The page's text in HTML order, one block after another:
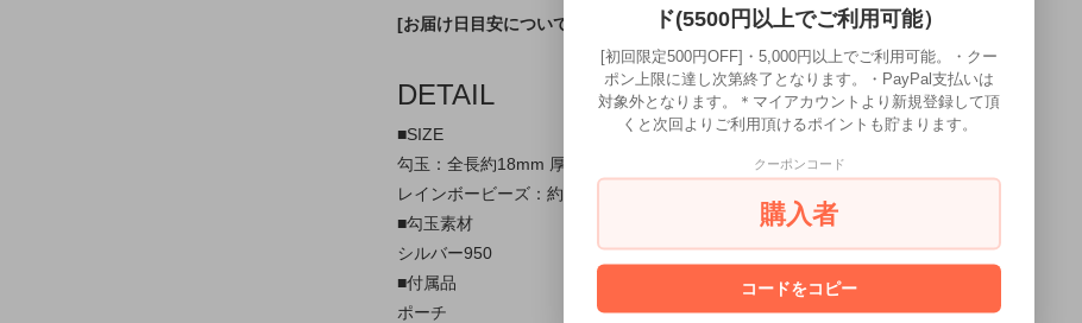
[お届け日目安についてはこちら←]
DETAIL
■SIZE
勾玉：全長約18mm 厚み約4.5mm ×2ヶ
レインボービーズ：約10.5x4.5mm,/穴：約4mm ×2ヶ
■勾玉素材
シルバー950
■付属品
ポーチ
ド(5500円以上でご利用可能）
[初回限定500円OFF]・5,000円以上でご利用可能。・クー
ポン上限に達し次第終了となります。・PayPal支払いは
対象外となります。＊マイアカウントより新規登録して頂
くと次回よりご利用頂けるポイントも貯まります。
クーポンコード
購入者
コードをコピー